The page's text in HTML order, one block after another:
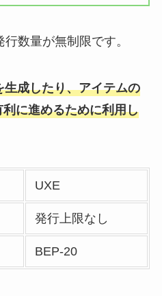
数量が無制限です。
成したり、アイテムの
に進めるために利用し
UXE
発行上限なし
BEP-20